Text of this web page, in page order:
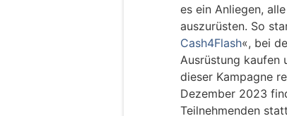
es ein Anliegen,
auszurüsten. So
Cash4Flash«, bei
Ausrüstung kaufen
dieser Kampagne
Dezember 2023
Teilnehmenden